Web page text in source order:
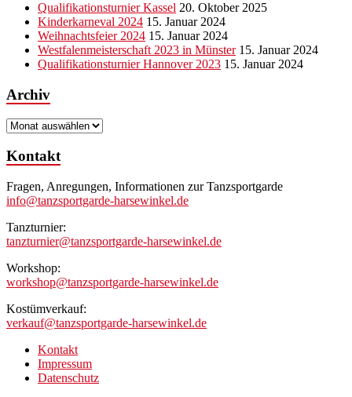
Qualifikationsturnier Kassel 20. Oktober 2025
Kinderkarneval 2024 15. Januar 2024
Weihnachtsfeier 2024 15. Januar 2024
Westfalenmeisterschaft 2023 in Münster 15. Januar 2024
Qualifikationsturnier Hannover 2023 15. Januar 2024
Archiv
Archiv
Kontakt
Fragen, Anregungen, Informationen zur Tanzsportgarde
info@tanzsportgarde-harsewinkel.de
Tanzturnier:
tanzturnier@tanzsportgarde-harsewinkel.de
Workshop:
workshop@tanzsportgarde-harsewinkel.de
Kostümverkauf:
verkauf@tanzsportgarde-harsewinkel.de
Kontakt
Impressum
Datenschutz